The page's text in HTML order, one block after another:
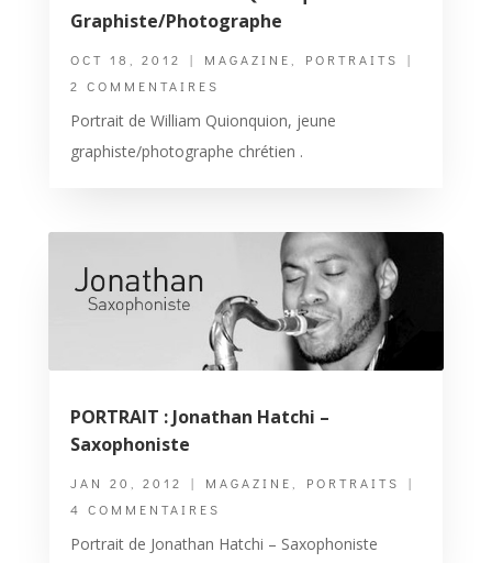
Graphiste/Photographe
OCT 18, 2012 | MAGAZINE PORTRAITS
|
2 COMMENTAIRES
Portrait de William Quionquion, jeune
graphiste/photographe chrétien .
PORTRAIT : Jonathan Hatchi –
Saxophoniste
JAN 20, 2012 | MAGAZINE PORTRAITS
|
4 COMMENTAIRES
Portrait de Jonathan Hatchi – Saxophoniste